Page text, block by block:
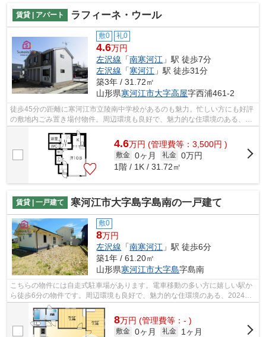
賃貸 | アパート ラフィーネ・ウール
敷0 礼0
4.6万円
左沢線 「南寒河江 」駅 徒歩7分
左沢線 「寒河江 」駅 徒歩31分
築3年 / 31.72㎡
山形県寒河江市大字高屋字西浦461-2
徒歩45分の距離に寒河江市立陵南中学校があるのも魅力。忙しい方にも好評
の敷地内ごみ置き場付物件。周辺環境も良好で、魅力的な住環境のある、
2023年築の物件です。こちらの物件はア...
4.6万円 (管理費等：3,500円 )
敷金 0ヶ月 礼金 0万円
1階 / 1K / 31.72㎡
賃貸 | 一戸建て 寒河江市大字島字島南の一戸建て
敷0
8万円
左沢線 「南寒河江 」駅 徒歩6分
築1年 / 61.20㎡
山形県寒河江市大字島字島南
こちらの物件には自走式駐車場があります。電車移動の多い方に嬉しい駅か
ら徒歩6分の物件です。周辺環境も良好で、魅力的な住環境のある、2024年
築の物件です。多くの方にご好評の、外...
8万円 (管理費等：- )
敷金 0ヶ月 礼金
1ヶ月